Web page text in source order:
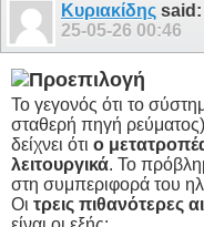
Κυριακίδης said:
25-05-26 00:46
Το γεγονός ότι το
σταθερή πηγή
δείχνει ότι ο
λειτουργικά. Το
στη συμπεριφορά του
Οι τρεις πιθανότερες